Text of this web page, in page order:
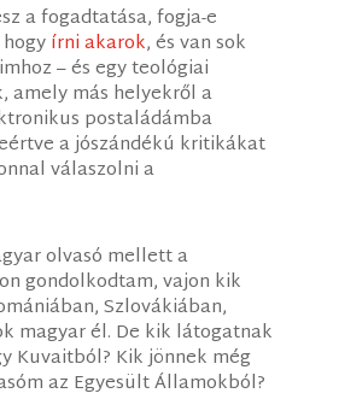
a fogadtatása, fogja-e
írni akarok, és van sok
– és egy teológiai
amely más helyekről a
postaládámba
a jószándékú kritikákat
válaszolni a
olvasó mellett a
gondolkodtam, vajon kik
Szlovákiában,
magyar él. De kik látogatnak
Kuvaitból? Kik jönnek még
az Egyesült Államokból?